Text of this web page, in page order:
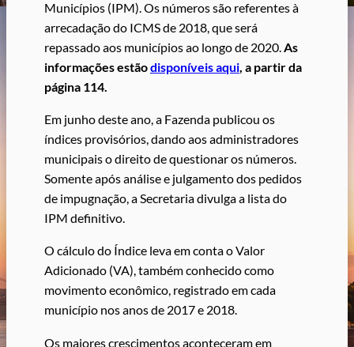
Municípios (IPM). Os números são referentes à
arrecadação do ICMS de 2018, que será
repassado aos municípios ao longo de 2020.As
informações estãodisponíveis aqui, a partir da
página 114.
Em junho deste ano, a Fazenda publicou os
índices provisórios, dando aos administradores
municipais o direito de questionar os números.
Somente após análise e julgamento dos pedidos
de impugnação, a Secretaria divulga a lista do
IPM definitivo.
O cálculo do Índice leva em conta o Valor
Adicionado (VA), também conhecido como
movimento econômico, registrado em cada
município nos anos de 2017 e 2018.
Os maiores crescimentos aconteceram em